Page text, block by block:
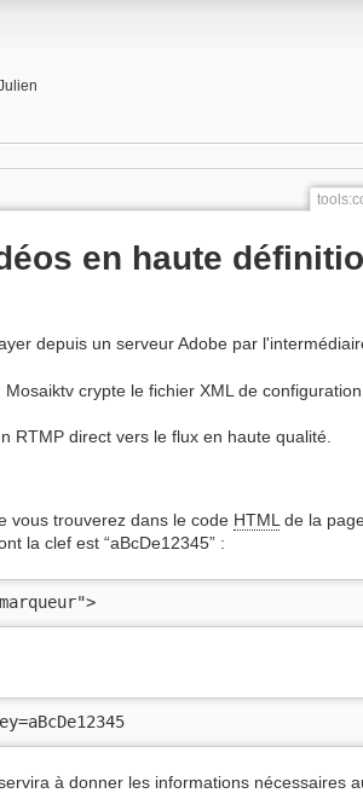
en haute
depuis un serveur Adobe par
crypte le fichier XML de
RTMP direct vers le flux en haute qualité.
vous trouverez dans le code HTML de la
la clef est “aBcDe12345” :
à donner les informations nécessaires